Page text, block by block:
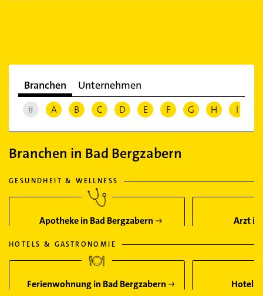
Branchen Unternehmen
# A B C D E F G H I
Branchen in Bad Bergzabern
GESUNDHEIT & WELLNESS
Apotheke in Bad Bergzabern Arzt in
HOTELS & GASTRONOMIE
Ferienwohnung in Bad Bergzabern Hotel